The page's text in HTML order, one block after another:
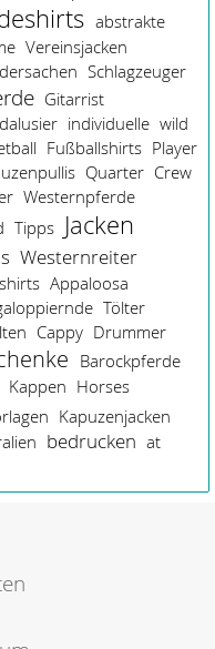
abstrakte
Vereinsjacken
Schlagzeuger
Gitarrist
individuelle wild
Fußballshirts Player
Quarter Crew
Westernpferde
Tipps Jacken
Westernreiter
Appaloosa
Tölter
Cappy Drummer
Barockpferde
Kappen Horses
Kapuzenjacken
bedrucken at